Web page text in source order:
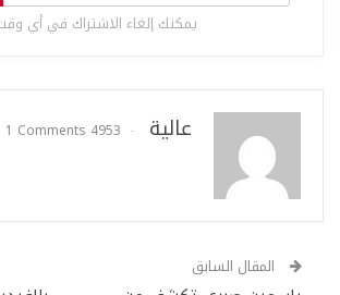
يمكنك إلغاء الاشتراك في أي
عالية 4953 Posts
1 Comments
المقال السابق